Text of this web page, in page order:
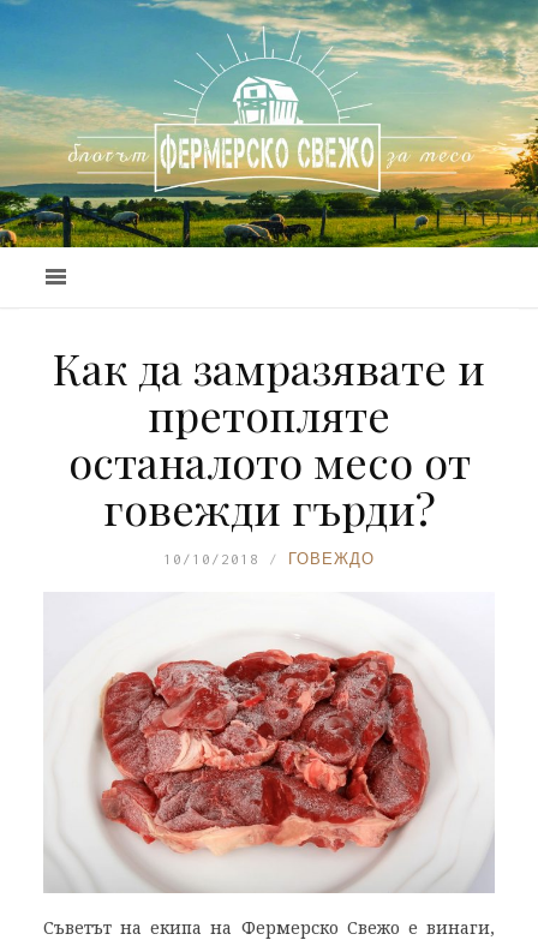
Как да замразявате и
претопляте
останалото месо от
говежди гърди?
10/10/2018 ГОВЕЖДО
Съветът на екипа на Фермерско Свежо е винаги,